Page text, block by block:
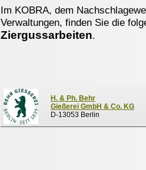
Im KOBRA, dem
Verwaltungen, finden Sie die
Ziergussarbeiten.
H. & Ph. Behr
Gießerei GmbH & Co. KG
D-13053 Berlin